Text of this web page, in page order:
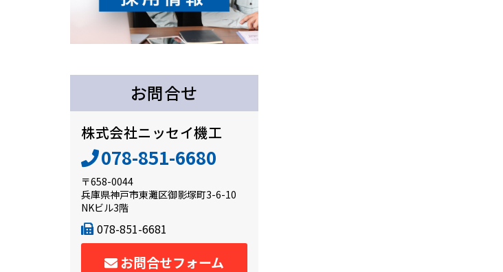
お問合せ
株式会社ニッセイ機工
078-851-6680
〒658-0044
兵庫県神戸市東灘区御影塚町3-6-10
NKビル3階
078-851-6681
お問合せフォーム